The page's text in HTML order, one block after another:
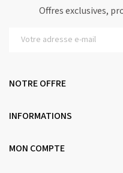
Offres exclusives,
NOTRE OFFRE
INFORMATIONS
MON COMPTE